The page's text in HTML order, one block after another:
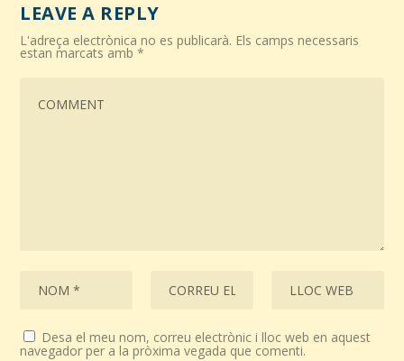
LEAVE A REPLY
L'adreça electrònica no es publicarà. Els camps necessaris
estan marcats amb*
Desa el meu nom, correu electrònic i lloc web en aquest
navegador per a la pròxima vegada que comenti.